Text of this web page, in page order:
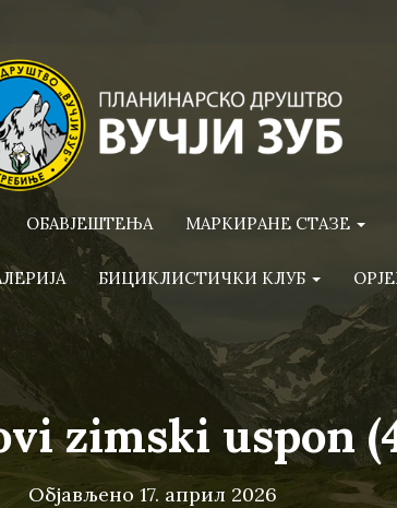
ОБАВЈЕШТЕЊА МАРКИРАНЕ СТАЗЕ
БИЦИКЛИСТИЧКИ КЛУБ
zimski uspon
Објављено 17. април 2026